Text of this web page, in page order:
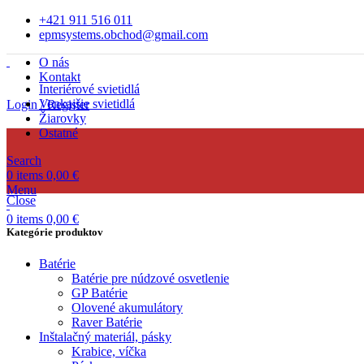
+421 911 516 011
epmsystems.obchod@gmail.com
O nás
Kontakt
Login / Register
Interiérové svietidlá
Vonkajšie svietidlá
Žiarovky
Ostatné
Search
0 items 0,00 €
Menu
0 items 0,00 €
Close
Kategórie produktov
Batérie
Batérie pre núdzové osvetlenie
GP Batérie
Olovené akumulátory
Raver Batérie
Inštalačný materiál, pásky
Krabice, víčka